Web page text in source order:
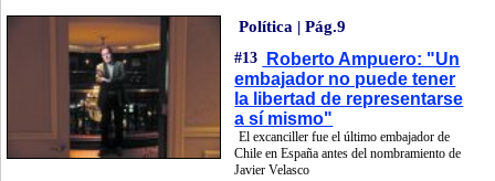
Política | Pág.9
#13
Roberto Ampuero: "Un
embajador no puede tener
la libertad de representarse
a sí mismo"
El excanciller fue el último embajador de
Chile en España antes del nombramiento de
Javier Velasco